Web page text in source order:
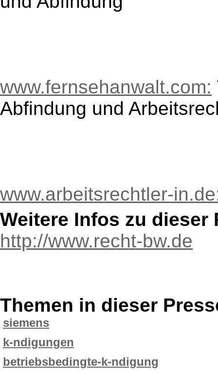
www.fernsehanwalt.com:
Abfindung und
www.arbeitsrechtler-
Weitere Infos zu dieser
http://www.recht-bw.de
Themen in dieser
siemens
k-ndigungen
betriebsbedingte-k-ndigung